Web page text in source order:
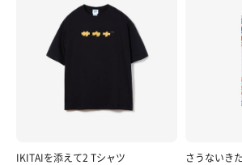
IKITAIを添えて2 Tシャツ さうないき